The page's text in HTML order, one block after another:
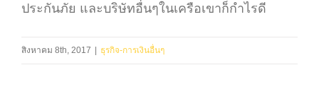
ประกันภัย และบริษัทอื่นๆในเครือเขาก็กำไรดี
สิงหาคม 8th, 2017 | ธุรกิจ-การเงินอื่นๆ